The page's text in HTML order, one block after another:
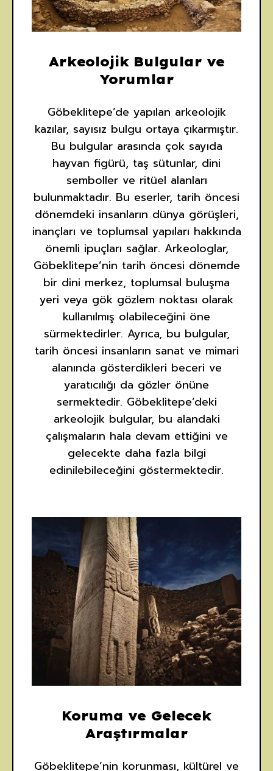
Arkeolojik Bulgular ve
Yorumlar
Göbeklitepe’de yapılan arkeolojik
kazılar, sayısız bulgu ortaya çıkarmıştır.
Bu bulgular arasında çok sayıda
hayvan figürü, taş sütunlar, dini
semboller ve ritüel alanları
bulunmaktadır. Bu eserler, tarih öncesi
dönemdeki insanların dünya görüşleri,
inançları ve toplumsal yapıları hakkında
önemli ipuçları sağlar. Arkeologlar,
Göbeklitepe’nin tarih öncesi dönemde
bir dini merkez, toplumsal buluşma
yeri veya gök gözlem noktası olarak
kullanılmış olabileceğini öne
sürmektedirler. Ayrıca, bu bulgular,
tarih öncesi insanların sanat ve mimari
alanında gösterdikleri beceri ve
yaratıcılığı da gözler önüne
sermektedir. Göbeklitepe’deki
arkeolojik bulgular, bu alandaki
çalışmaların hala devam ettiğini ve
gelecekte daha fazla bilgi
edinilebileceğini göstermektedir.
Koruma ve Gelecek
Araştırmalar
Göbeklitepe’nin korunması, kültürel ve